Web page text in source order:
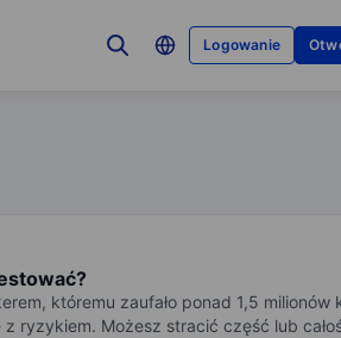
Logowanie
któremu zaufało ponad 1,5 milionów
ryzykiem. Możesz stracić część lub